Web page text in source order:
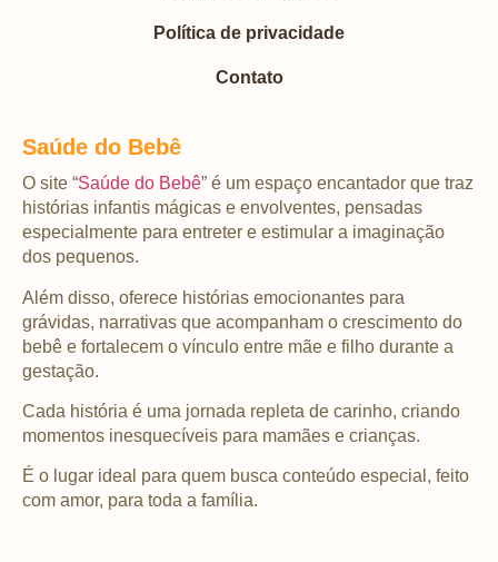
Saúde do Bebê
O site “Saúde do Bebê” é um espaço encantador que traz
histórias infantis mágicas e envolventes, pensadas
especialmente para entreter e estimular a imaginação
dos pequenos.
Além disso, oferece histórias emocionantes para
grávidas, narrativas que acompanham o crescimento do
bebê e fortalecem o vínculo entre mãe e filho durante a
gestação.
Cada história é uma jornada repleta de carinho, criando
momentos inesquecíveis para mamães e crianças.
É o lugar ideal para quem busca conteúdo especial, feito
com amor, para toda a família.
Política de privacidade
Contato